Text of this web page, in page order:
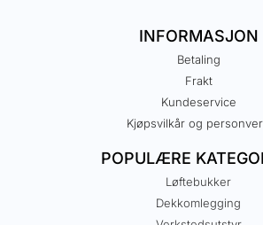
INFORMASJON
Betaling
Frakt
Kundeservice
Kjøpsvilkår og
POPULÆRE
Løftebukker
Dekkomlegging